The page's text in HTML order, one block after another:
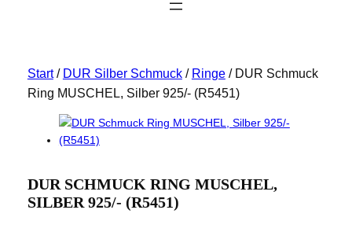
Start/ DUR Silber Schmuck/ Ringe/ DUR Schmuck
Ring MUSCHEL, Silber 925/- (R5451)
DUR SCHMUCK RING MUSCHEL,
SILBER 925/- (R5451)